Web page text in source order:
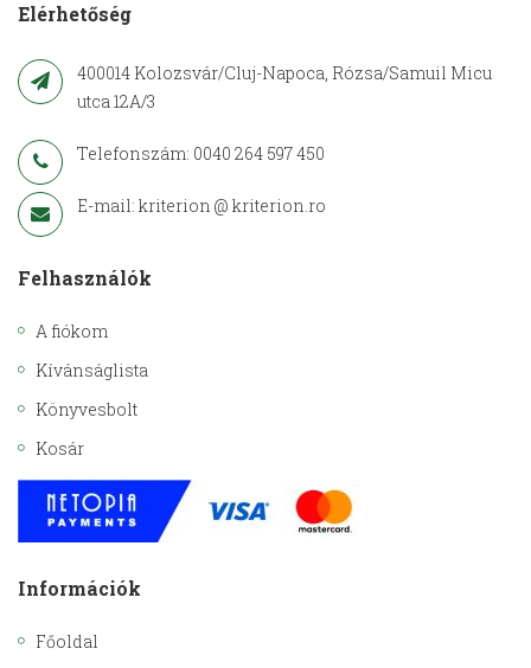
Elérhetőség
400014 Kolozsvár/Cluj-Napoca, Rózsa/Samuil Micu
utca 12A/3
Telefonszám: 0040 264 597 450
E-mail: kriterion @ kriterion.ro
Felhasználók
A fiókom
Kívánságlista
Könyvesbolt
Kosár
Információk
Főoldal